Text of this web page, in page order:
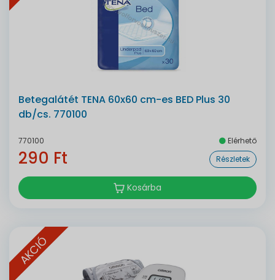
Betegalátét TENA 60x60 cm-es BED Plus 30
db/cs. 770100
770100 Elérhető
290 Ft Részletek
Kosárba
AKCIÓ